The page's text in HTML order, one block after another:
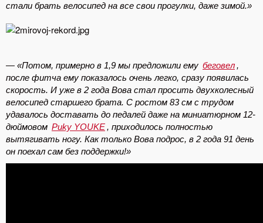
стали брать велосипед на все свои прогулки, даже зимой.»
— «Потом, примерно в 1,9 мы предложили ему беговел ,
после фитча ему показалось очень легко, сразу появилась
скорость. И уже в 2 года Вова стал просить двухколесный
велосипед старшего брата. С ростом 83 см с трудом
удавалось доставать до педалей даже на миниатюрном 12-
дюймовом Puky YOUKE , приходилось полностью
вытягивать ногу. Как только Вова подрос, в 2 года 91 день
он поехал сам без поддержки!»